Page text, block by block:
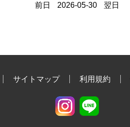
前日 2026-05-30 翌日
サイトマップ 利用規約